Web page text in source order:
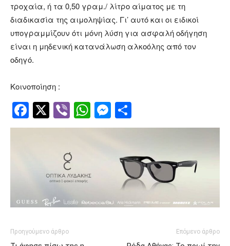
τροχαία, ή τα 0,50 γραμ./ λίτρο αίματος με τη
διαδικασία της αιμοληψίας. Γι’ αυτό και οι ειδικοί
υπογραμμίζουν ότι μόνη λύση για ασφαλή οδήγηση
είναι η μηδενική κατανάλωση αλκοόλης από τον
οδηγό.
Κοινοποίηση :
Facebook
Twitter
ViberWhatsApp
Messenger
Προηγούμενο άρθρο Επόμενο άρθρο